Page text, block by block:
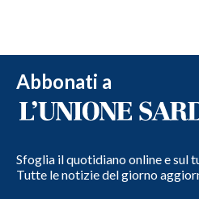
Abbonati a
Sfoglia il quotidiano online e sul
Tutte le notizie del giorno